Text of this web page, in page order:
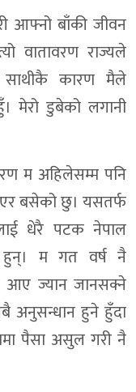
आफ्नो बाँकी जीवन
वातावरण राज्यले
साथीकै कारण मैले
मेरो डुबेको लगानी
म अहिलेसम्म पनि
बसेको छु। यसतर्फ
धेरै पटक नेपाल
म गत वर्ष नै
आए ज्यान जानसक्ने
अनुसन्धान हुने हुँदा
पैसा असुल गरी नै